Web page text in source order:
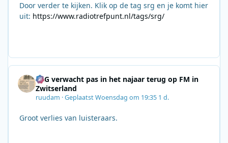
Door verder te kijken. Klik op de tag srg en je komt hier
uit: https://www.radiotrefpunt.nl/tags/srg/
SRG verwacht pas in het najaar terug op FM in
Zwitserland
ruudam ·GeplaatstWoensdag om 19:35 1 d.
Groot verlies van luisteraars.